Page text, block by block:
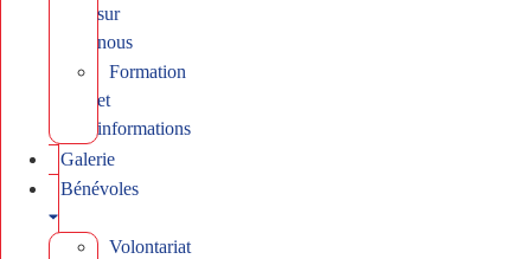
sur
nous
Formation
et
informations
Galerie
Bénévoles
Volontariat